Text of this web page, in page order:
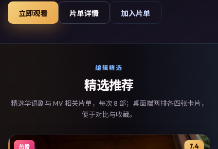
调沉浸体验，可作为片单推荐、影评长文与专题策划的引用素
材。立即观看 片单详情 加入片单
编辑精选
精选推荐
精选华语剧与 MV 相关片单，每次 8 部；桌面端两排各四张卡片，
便于对比与收藏。
热播 7.4